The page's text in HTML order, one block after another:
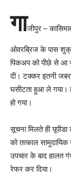
गाजीपुर –
ओवरब्रिज के पास
पिकअप को पीछे से आ
दी। टक्कर इतनी
घसीटता हुआ ले गया।
हो गया।
सूचना मिलते ही
को तत्काल सामुदायिक
उपचार के बाद हालत
रेफर कर दिया।